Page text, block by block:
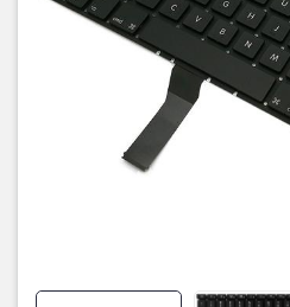
Email:
Thời gian làm việc: 8h30 - 19h00
18h )